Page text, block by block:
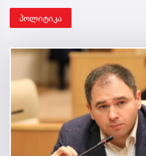
პოლიტიკა